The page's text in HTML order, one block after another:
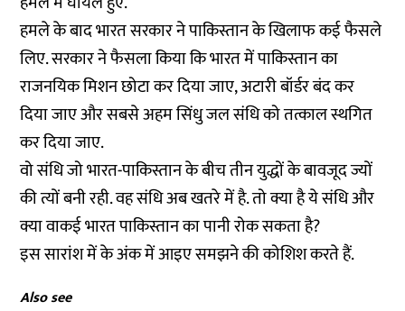
हमले के बाद भारत सरकार ने पाकिस्तान के खिलाफ कई फैसले
लिए. सरकार ने फैसला किया कि भारत में पाकिस्तान का
राजनयिक मिशन छोटा कर दिया जाए, अटारी बॉर्डर बंद कर
दिया जाए और सबसे अहम सिंधु जल संधि को तत्काल स्थगित
कर दिया जाए.
वो संधि जो भारत-पाकिस्तान के बीच तीन युद्धों के बावजूद ज्यों
की त्यों बनी रही. वह संधि अब खतरे में है. तो क्या है ये संधि और
क्या वाकई भारत पाकिस्तान का पानी रोक सकता है?
इस सारांश में के अंक में आइए समझने की कोशिश करते हैं.
Also see